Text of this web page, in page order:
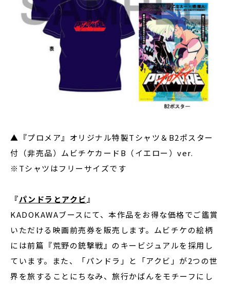
▲『プロメア』オリジナル特製Tシャツ＆B2ポスター
付（非売品）ムビチケカードB（イエロー）ver.
※Tシャツはフリーサイズです
『パンドラとアクビ 』
KADOKAWAブースにて、本作品をお得な価格でご鑑賞
いただける映画前売券を販売します。ムビチケの絵柄
には前篇『荒野の銃撃戦』のキービジュアルを採用し
ています。また、「パンドラ」と「アクビ」が2つの世
界を旅することにちなみ、旅行かばんをモチーフにし